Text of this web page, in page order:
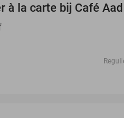
à la carte bij Café